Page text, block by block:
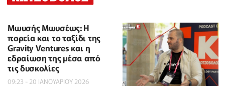
Μωυσής Μωυσέως: Η
πορεία και το ταξίδι της
Gravity Ventures και η
εδραίωση της μέσα από
τις δυσκολίες
09:23 - 20 ΙΑΝΟΥΑΡΙΟΥ 2026